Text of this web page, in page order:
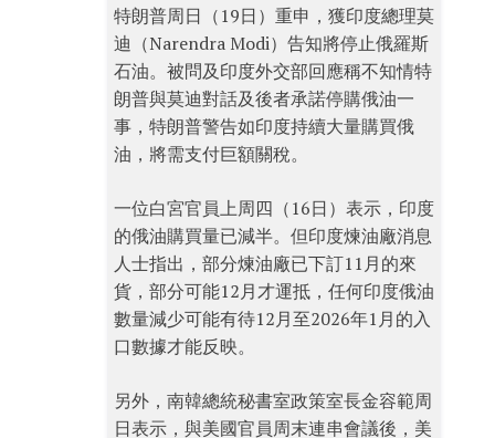
特朗普周日（19日）重申，獲印度總理莫
迪（Narendra Modi）告知將停止俄羅斯
石油。被問及印度外交部回應稱不知情特
朗普與莫迪對話及後者承諾停購俄油一
事，特朗普警告如印度持續大量購買俄
油，將需支付巨額關稅。
一位白宮官員上周四（16日）表示，印度
的俄油購買量已減半。但印度煉油廠消息
人士指出，部分煉油廠已下訂11月的來
貨，部分可能12月才運抵，任何印度俄油
數量減少可能有待12月至2026年1月的入
口數據才能反映。
另外，南韓總統秘書室政策室長金容範周
日表示，與美國官員周末連串會議後，美